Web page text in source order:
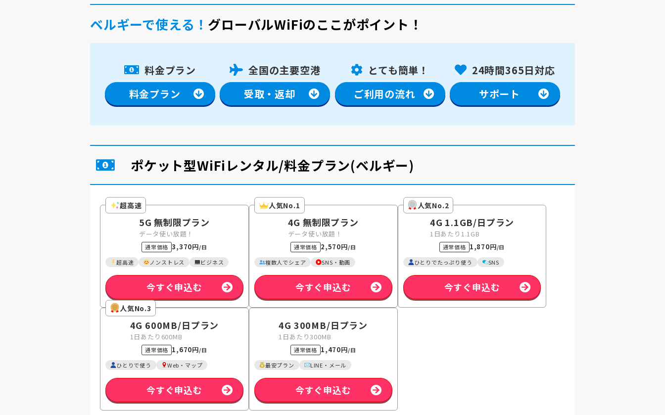
ベルギーで使える！ グローバルWiFiのここがポイント！
料金プラン
料金プラン
全国の主要空港
受取・返却
とても簡単！
ご利用の流れ
24時間365日対応
サポート
ポケット型WiFiレンタル/料金プラン(ベルギー)
超高速
5G 無制限プラン
データ使い放題！
通常価格 3,370円/日
超高速
ノンストレス ビジネス
今すぐ申込む
人気No.1
4G 無制限プラン
データ使い放題！
通常価格 2,570円/日
複数人でシェア
SNS・動画
今すぐ申込む
人気No.2
4G 1.1GB/日プラン
1日あたり1.1GB
通常価格 1,870円/日
ひとりでたっぷり使う
SNS
今すぐ申込む
人気No.3
4G 600MB/日プラン
1日あたり600MB
通常価格 1,670円/日
ひとりで使う
Web・マップ
今すぐ申込む
4G 300MB/日プラン
1日あたり300MB
通常価格 1,470円/日
最安プラン
LINE・メール
今すぐ申込む